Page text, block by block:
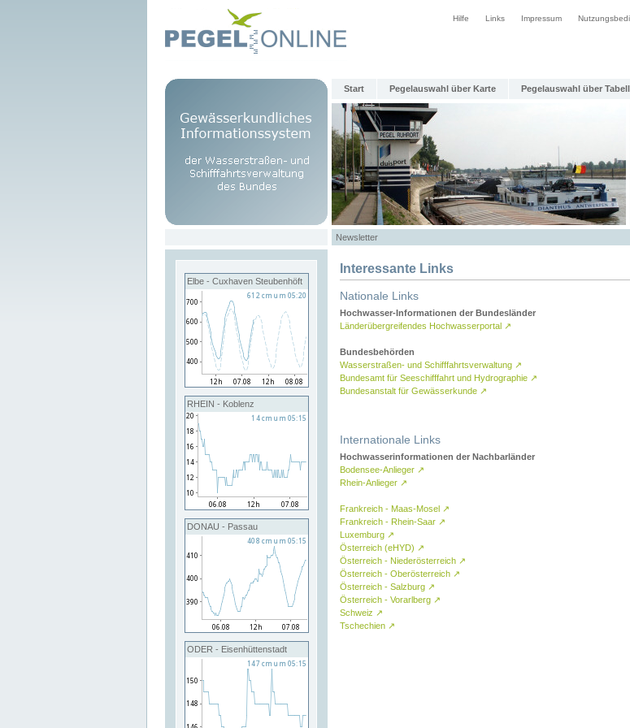
Hilfe Links Impressum
Start Pegelauswahl über Karte Pegelauswahl über
Newsletter
Elbe - Cuxhaven Steubenhöft
RHEIN - Koblenz
DONAU - Passau
ODER - Eisenhüttenstadt
Interessante Links
Nationale Links
Hochwasser-Informationen der Bundesländer
Länderübergreifendes Hochwasserportal ↗
Bundesbehörden
Wasserstraßen- und Schifffahrtsverwaltung ↗
Bundesamt für Seeschifffahrt und Hydrographie ↗
Bundesanstalt für Gewässerkunde ↗
Internationale Links
Hochwasserinformationen der Nachbarländer
Bodensee-Anlieger ↗
Rhein-Anlieger ↗
Frankreich - Maas-Mosel ↗
Frankreich - Rhein-Saar ↗
Luxemburg ↗
Österreich (eHYD) ↗
Österreich - Niederösterreich ↗
Österreich - Oberösterreich ↗
Österreich - Salzburg ↗
Österreich - Vorarlberg ↗
Schweiz ↗
Tschechien ↗